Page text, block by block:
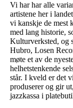
Vi har har alle
artistene her i
vi kanskje de mest
med lang historie,
Kulturverksted, og
Hubro, Losen
møte et av de
helhetstenkende
står. I kveld er det
produserer og gir
jazzkassa i